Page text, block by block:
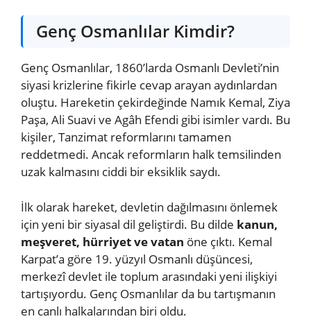
Genç Osmanlılar Kimdir?
Genç Osmanlılar, 1860’larda Osmanlı Devleti’nin
siyasi krizlerine fikirle cevap arayan aydınlardan
oluştu. Hareketin çekirdeğinde Namık Kemal, Ziya
Paşa, Ali Suavi ve Agâh Efendi gibi isimler vardı. Bu
kişiler, Tanzimat reformlarını tamamen
reddetmedi. Ancak reformların halk temsilinden
uzak kalmasını ciddi bir eksiklik saydı.
İlk olarak hareket, devletin dağılmasını önlemek
için yeni bir siyasal dil geliştirdi. Bu dilde kanun,
meşveret, hürriyet ve vatan öne çıktı. Kemal
Karpat’a göre 19. yüzyıl Osmanlı düşüncesi,
merkezî devlet ile toplum arasındaki yeni ilişkiyi
tartışıyordu. Genç Osmanlılar da bu tartışmanın
en canlı halkalarından biri oldu.